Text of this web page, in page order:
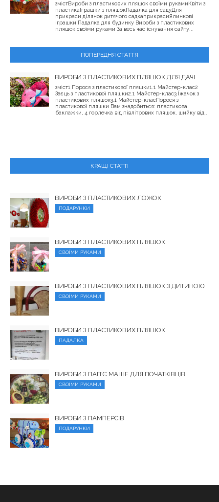
змістВироби з пластикових пляшок своїми рукамиКвіти з
пластикаІграшки з пляшокПадалка для садуДля
прикраси ділянок дитячого садкаприкрасиЯлинкові
іграшки Падалка для будинку Вироби з пластикових
пляшок своїми руками За весь час існування сайту...
ПОПЕРЕДНЯ СТАТТЯ
ВИРОБИ З ПЛАСТИКОВИХ ПЛЯШОК ДЛЯ ДАЧІ
зміст1 Порося з пластикової пляшки1.1 Майстер-клас2
Заєць з пластикової пляшки2.1 Майстер-клас3 Їжачок з
пластикових пляшок3.1 Майстер-класПорося з
пластикової пляшки Вам знадобиться: пластикова
баклажки, 4 горлечка від півлітрових пляшок, шийку від...
КРАЩІ СТАТТІ
ВИРОБИ З ПЛАСТИКОВИХ ЛОЖОК
ПОДАРУНКИ
ВИРОБИ З ПЛАСТИКОВИХ ПЛЯШОК
СВОЇМИ РУКАМИ
ВИРОБИ З ПЛАСТИКОВИХ ПЛЯШОК З ДИТИНОЮ
СВОЇМИ РУКАМИ
ВИРОБИ З ПЛАСТИКОВИХ ПЛЯШОК
ПАДАЛКА
ВИРОБИ З ПАП'Є МАШЕ ДЛЯ ПОЧАТКІВЦІВ
СВОЇМИ РУКАМИ
ВИРОБИ З ПАМПЕРСІВ
ПОДАРУНКИ